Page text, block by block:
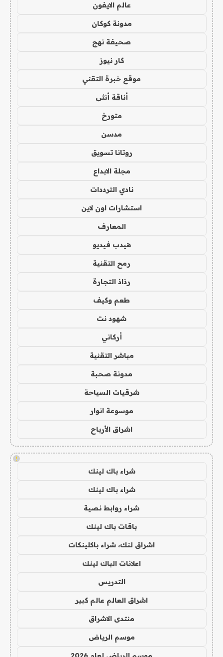
عالم الايفون
مدونة كوكان
صحيفة نهج
كار نيوز
موقع خبرة التقني
أناقة أنثى
متورخ
مدسن
روتانا تسويق
مجلة الابداع
نادي الترددات
استشارات اون لاين
المعارف
هيدب فيديو
رمح التقنية
رذاذ التجارة
طعم وكيف
شهود نت
أركاني
مباشر التقنية
مدونة صحبة
شرقيات السياحة
موسوعة انوار
اشراق الأرباح
!
شراء باك لينك
شراء باك لينك
شراء روابط نصية
باقات باك لينك
اشراق لنك، شراء باكلينكات
اعلانات الباك لينك
التدريس
اشراق العالم عالم كبير
منتدى الاشراق
موسم الرياض